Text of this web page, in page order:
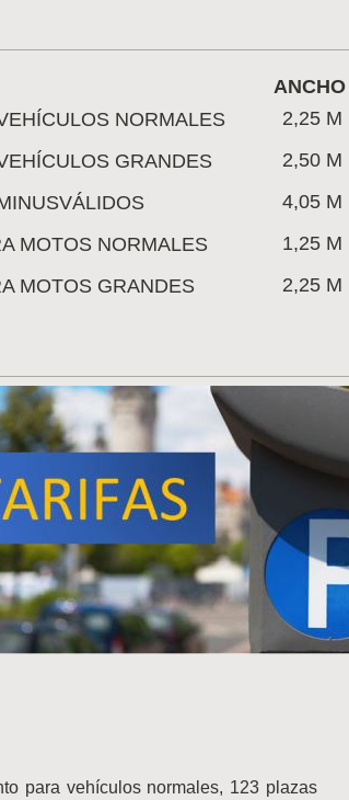
ANCHO
NORMALES
2,25 M
GRANDES
2,50 M
4,05 M
MOTOS NORMALES
1,25 M
MOTOS GRANDES
2,25 M
para vehículos normales, 123 plazas